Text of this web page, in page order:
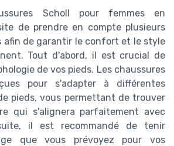
Scholl pour femmes en
de prendre en compte plusieurs
afin de garantir le confort et le style
Tout d'abord, il est crucial de
de vos pieds. Les chaussures
pour s'adapter à différentes
pieds, vous permettant de trouver
qui s'alignera parfaitement avec
il est recommandé de tenir
que vous prévoyez pour vos